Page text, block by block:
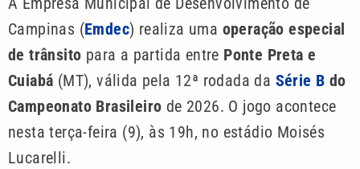
Campinas (Emdec) realiza uma operação especial
de trânsito para a partida entre Ponte Preta e
Cuiabá (MT), válida pela 12ª rodada da Série B do
Campeonato Brasileiro de 2026. O jogo acontece
nesta terça-feira (9), às 19h, no estádio Moisés
Lucarelli.